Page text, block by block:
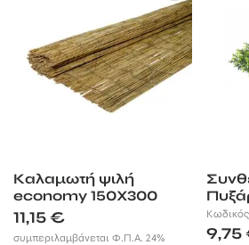
Καλαμωτή ψιλή
economy 150X300
11,15€
συμπεριλαμβάνεται Φ.Π.Α. 24% 9,75